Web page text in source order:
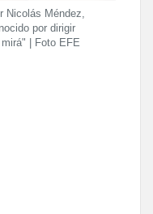
Nicolás Méndez,
por dirigir
| Foto EFE